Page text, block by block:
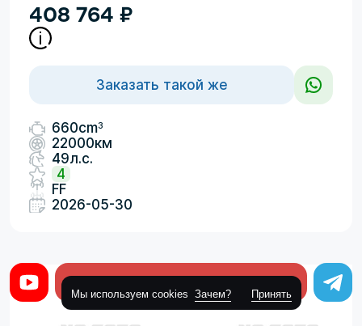
408 764 ₽
Заказать такой же
660cm3
22000км
49л.с.
4
FF
2026-05-30
Мы используем cookies Зачем? Принять